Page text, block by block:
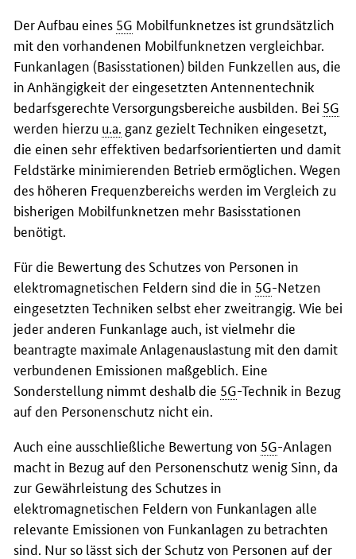
Der Aufbau eines 5G Mobilfunknetzes ist grundsätzlich
mit den vorhandenen Mobilfunknetzen vergleichbar.
Funkanlagen (Basisstationen) bilden Funkzellen aus, die
in Anhängigkeit der eingesetzten Antennentechnik
bedarfsgerechte Versorgungsbereiche ausbilden. Bei 5G
werden hierzu u.a. ganz gezielt Techniken eingesetzt,
die einen sehr effektiven bedarfsorientierten und damit
Feldstärke minimierenden Betrieb ermöglichen. Wegen
des höheren Frequenzbereichs werden im Vergleich zu
bisherigen Mobilfunknetzen mehr Basisstationen
benötigt.
Für die Bewertung des Schutzes von Personen in
elektromagnetischen Feldern sind die in 5G-Netzen
eingesetzten Techniken selbst eher zweitrangig. Wie bei
jeder anderen Funkanlage auch, ist vielmehr die
beantragte maximale Anlagenauslastung mit den damit
verbundenen Emissionen maßgeblich. Eine
Sonderstellung nimmt deshalb die 5G-Technik in Bezug
auf den Personenschutz nicht ein.
Auch eine ausschließliche Bewertung von 5G-Anlagen
macht in Bezug auf den Personenschutz wenig Sinn, da
zur Gewährleistung des Schutzes in
elektromagnetischen Feldern von Funkanlagen alle
relevante Emissionen von Funkanlagen zu betrachten
sind. Nur so lässt sich der Schutz von Personen auf der